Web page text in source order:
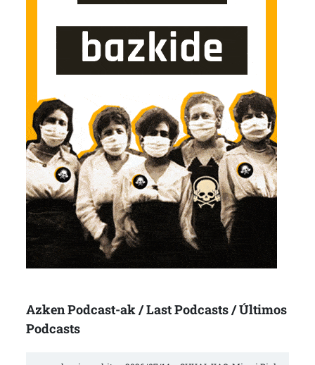
Azken Podcast-ak / Last Podcasts / Últimos
Podcasts